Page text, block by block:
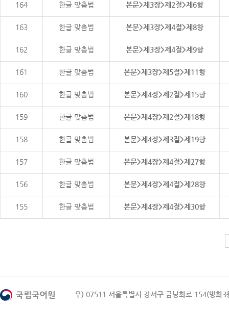
164 한글 맞춤법 본문>제3장>제2절>제6항
163 한글 맞춤법 본문>제3장>제4절>제8항
162 한글 맞춤법 본문>제3장>제4절>제9항
161 한글 맞춤법 본문>제3장>제5절>제11항
160 한글 맞춤법 본문>제4장>제2절>제15항
159 한글 맞춤법 본문>제4장>제2절>제18항
158 한글 맞춤법 본문>제4장>제3절>제19항
157 한글 맞춤법 본문>제4장>제4절>제27항
156 한글 맞춤법 본문>제4장>제4절>제28항
155 한글 맞춤법 본문>제4장>제4절>제30항
우) 07511 서울특별시 강서구 금낭화로 154(방화3